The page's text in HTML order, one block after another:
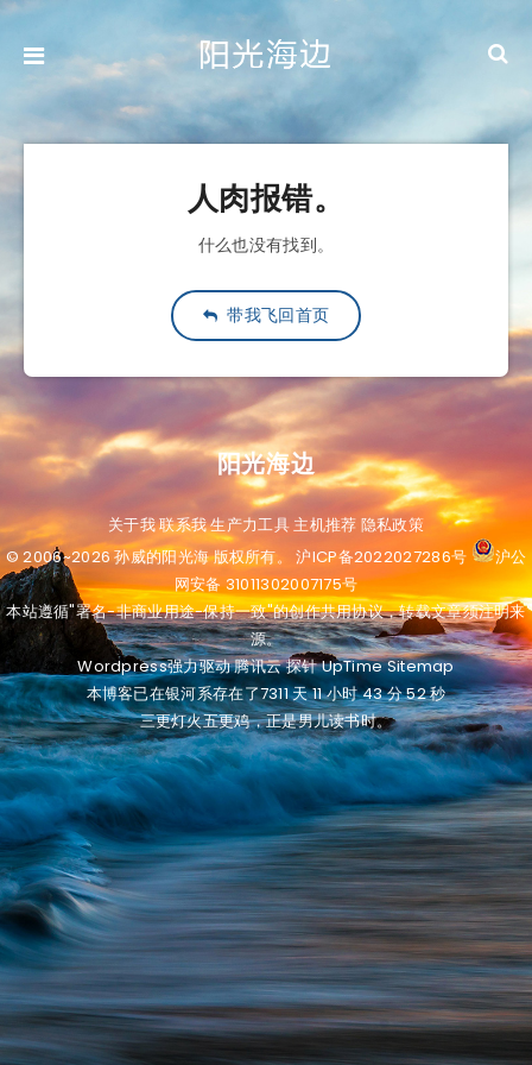
人肉报错。
什么也没有找到。
带我飞回首页
阳光海边
关于我联系我生产力工具主机推荐 隐私政策
© 2006~2026孙威的阳光海版权所有。沪ICP备2022027286号
沪公
网安备 31011302007175号
本站遵循"署名-非商业用途-保持一致"的创作共用协议，转载文章须注明来
源。
Wordpress强力驱动腾讯云探针UpTimeSitemap
本博客已在银河系存在了7311 天11 小时 43 分 52 秒
三更灯火五更鸡，正是男儿读书时。